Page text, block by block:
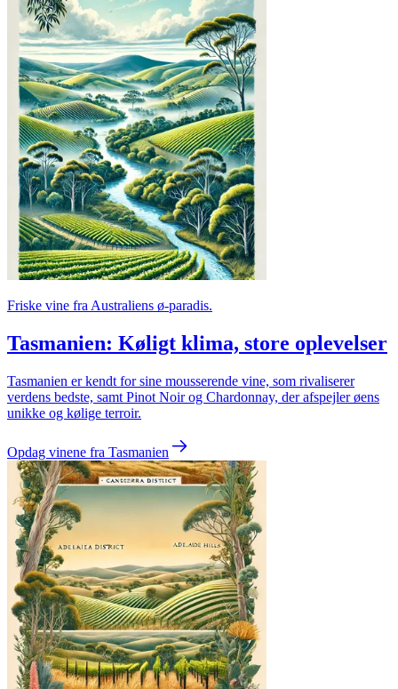
Friske vine fra Australiens ø-paradis.
Tasmanien: Køligt klima, store oplevelser
Tasmanien er kendt for sine mousserende vine, som rivaliserer
verdens bedste, samt Pinot Noir og Chardonnay, der afspejler øens
unikke og kølige terroir.
Opdag vinene fra Tasmanien